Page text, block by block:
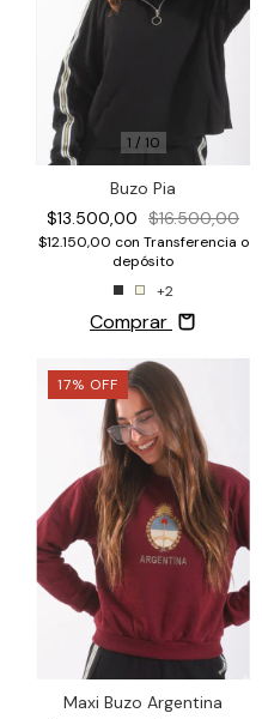
1 / 10
Buzo Pia
$13.500,00 $16.500,00
$12.150,00 con Transferencia o
depósito
+2
Comprar
17% OFF
Maxi Buzo Argentina